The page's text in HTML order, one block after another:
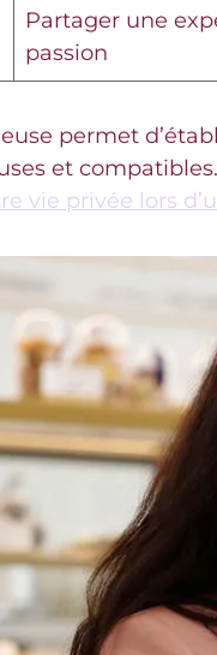
Partager une
passion
permet
et
vie privée lors